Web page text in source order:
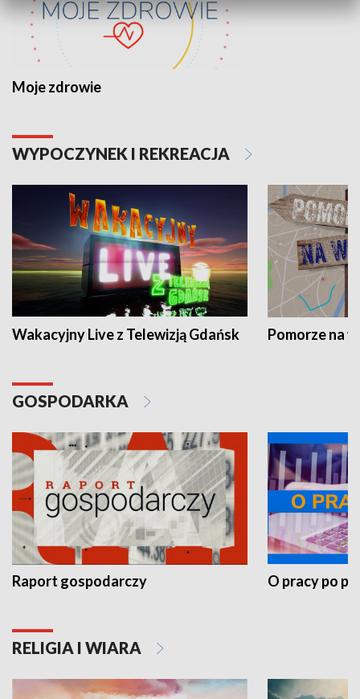
Moje zdrowie
WYPOCZYNEK I REKREACJA
Wakacyjny Live z Telewizją Gdańsk Pomorze na
GOSPODARKA
Raport gospodarczy O pracy po
RELIGIA I WIARA